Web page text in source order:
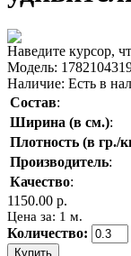
Наведите курсор,
Модель:
Наличие: Есть в
Состав:
Ширина (в см.):
Плотность (в гр./
Производитель:
Качество:
1150.00 р.
Цена за: 1 м.
Количество: